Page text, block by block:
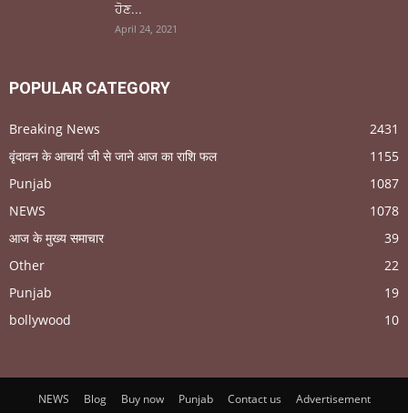
ਹੋਣ...
April 24, 2021
POPULAR CATEGORY
Breaking News
2431
वृंदावन के आचार्य जी से जाने आज का राशि फल
1155
Punjab
1087
NEWS
1078
आज के मुख्य समाचार
39
Other
22
Punjab
19
bollywood
10
NEWS Blog Buy now Punjab Contact us Advertisement